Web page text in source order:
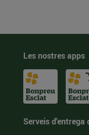
Les nostres apps
Serveis d'entrega